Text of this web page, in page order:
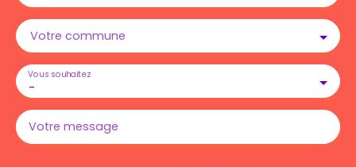
Votre commune
-
Vous souhaitez
Votre message